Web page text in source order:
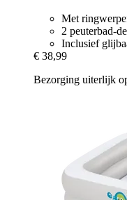
Met
2 peuterbad-
Inclusief
€ 38,99
Bezorging uiterlijk